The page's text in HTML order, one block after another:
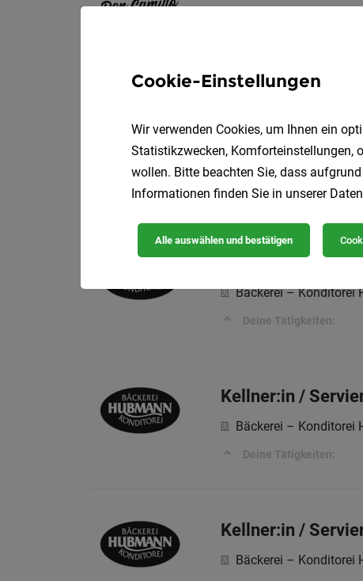
Kellner:in /
Bäckerei – Konditorei
Deine Tätigkeiten:
Kellner:in /
Bäckerei – Konditorei
Deine Tätigkeiten:
Kellner:in /
Bäckerei – Konditorei
Deine Tätigkeiten:
Kellner:in /
Bäckerei – Konditorei
Cookie-Einstellungen
Wir verwenden Cookies, um Ihnen ein
Statistikzwecken, Komforteinstellungen,
wollen. Bitte beachten Sie, dass
Informationen finden Sie in unserer
Alle auswählen und bestätigen